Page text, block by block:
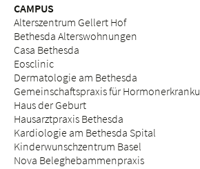
CAMPUS
Alterszentrum Gellert Hof
Bethesda Alterswohnungen
Casa Bethesda
Eosclinic
Dermatologie am Bethesda
Gemeinschaftspraxis für
Haus der Geburt
Hausarztpraxis Bethesda
Kardiologie am Bethesda Spital
Kinderwunschzentrum Basel
Nova Beleghebammenpraxis